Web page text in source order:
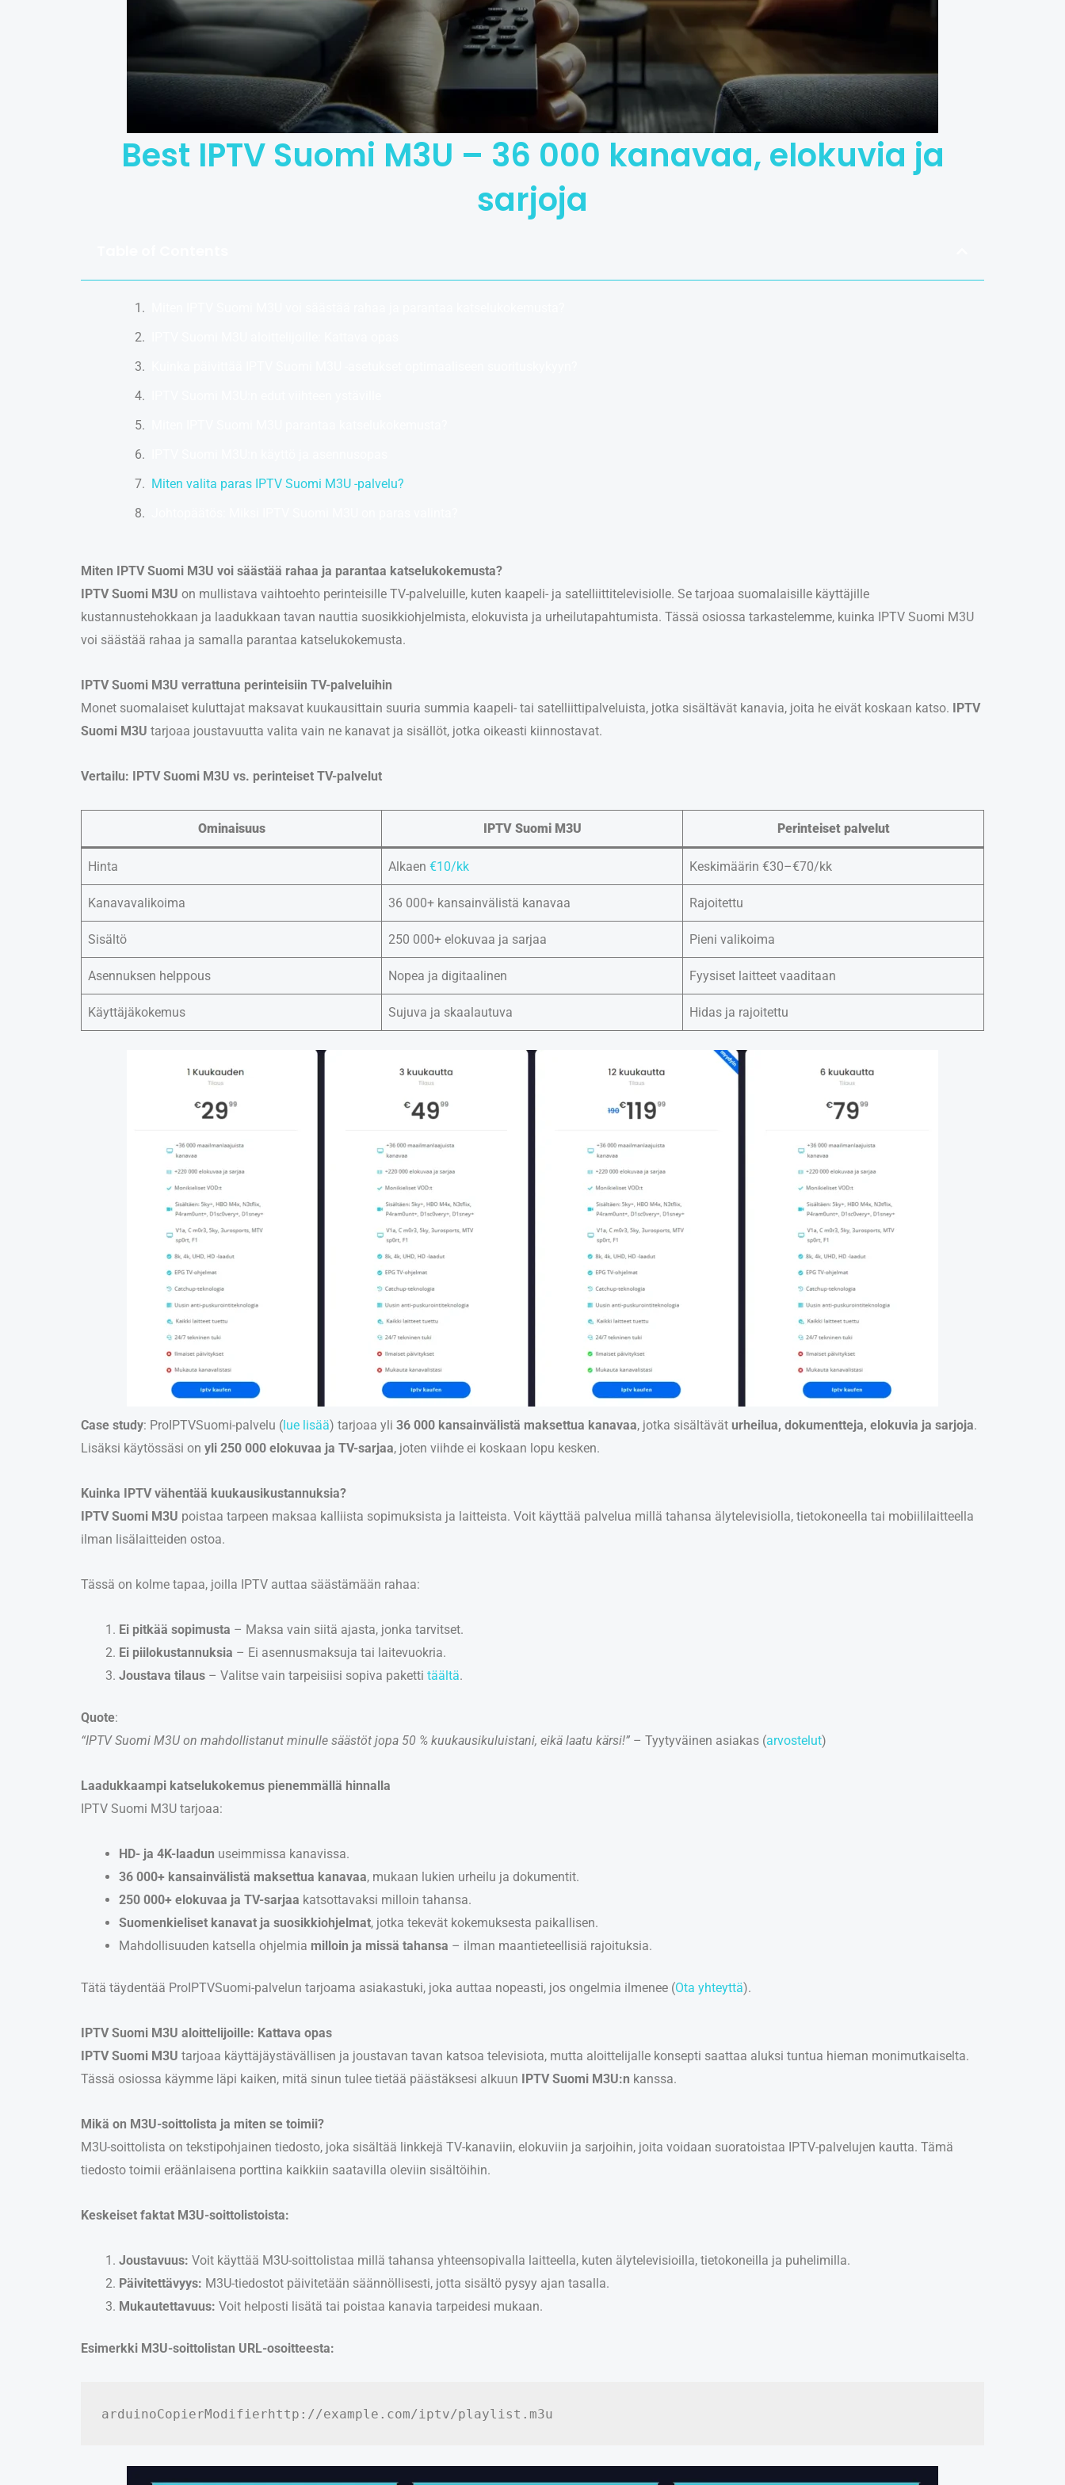
Best IPTV Suomi M3U – 36 000 kanavaa, elokuvia ja
sarjoja
Miten valita paras IPTV Suomi M3U -palvelu?
Miten IPTV Suomi M3U voi säästää rahaa ja parantaa katselukokemusta?
IPTV Suomi M3U on mullistava vaihtoehto perinteisille TV-palveluille, kuten kaapeli- ja satelliittitelevisiolle. Se tarjoaa suomalaisille käyttäjille
kustannustehokkaan ja laadukkaan tavan nauttia suosikkiohjelmista, elokuvista ja urheilutapahtumista. Tässä osiossa tarkastelemme, kuinka IPTV Suomi M3U
voi säästää rahaa ja samalla parantaa katselukokemusta.
IPTV Suomi M3U verrattuna perinteisiin TV-palveluihin
Monet suomalaiset kuluttajat maksavat kuukausittain suuria summia kaapeli- tai satelliittipalveluista, jotka sisältävät kanavia, joita he eivät koskaan katso. IPTV
Suomi M3U tarjoaa joustavuutta valita vain ne kanavat ja sisällöt, jotka oikeasti kiinnostavat.
Vertailu: IPTV Suomi M3U vs. perinteiset TV-palvelut
Ominaisuus IPTV Suomi M3U Perinteiset palvelut
Hinta Alkaen €10/kk Keskimäärin €30–€70/kk
Kanavavalikoima 36 000+ kansainvälistä kanavaa Rajoitettu
Sisältö 250 000+ elokuvaa ja sarjaa Pieni valikoima
Asennuksen helppous Nopea ja digitaalinen Fyysiset laitteet vaaditaan
Käyttäjäkokemus Sujuva ja skaalautuva Hidas ja rajoitettu
Case study: ProIPTVSuomi-palvelu (lue lisää) tarjoaa yli 36 000 kansainvälistä maksettua kanavaa, jotka sisältävät urheilua, dokumentteja, elokuvia ja sarjoja.
Lisäksi käytössäsi on yli 250 000 elokuvaa ja TV-sarjaa, joten viihde ei koskaan lopu kesken.
Kuinka IPTV vähentää kuukausikustannuksia?
IPTV Suomi M3U poistaa tarpeen maksaa kalliista sopimuksista ja laitteista. Voit käyttää palvelua millä tahansa älytelevisiolla, tietokoneella tai mobiililaitteella
ilman lisälaitteiden ostoa.
Tässä on kolme tapaa, joilla IPTV auttaa säästämään rahaa:
Ei pitkää sopimusta – Maksa vain siitä ajasta, jonka tarvitset.
Ei piilokustannuksia – Ei asennusmaksuja tai laitevuokria.
Joustava tilaus – Valitse vain tarpeisiisi sopiva paketti täältä.
Quote:
“IPTV Suomi M3U on mahdollistanut minulle säästöt jopa 50 % kuukausikuluistani, eikä laatu kärsi!” – Tyytyväinen asiakas (arvostelut)
Laadukkaampi katselukokemus pienemmällä hinnalla
IPTV Suomi M3U tarjoaa:
HD- ja 4K-laadun useimmissa kanavissa.
36 000+ kansainvälistä maksettua kanavaa, mukaan lukien urheilu ja dokumentit.
250 000+ elokuvaa ja TV-sarjaa katsottavaksi milloin tahansa.
Suomenkieliset kanavat ja suosikkiohjelmat, jotka tekevät kokemuksesta paikallisen.
Mahdollisuuden katsella ohjelmia milloin ja missä tahansa – ilman maantieteellisiä rajoituksia.
Tätä täydentää ProIPTVSuomi-palvelun tarjoama asiakastuki, joka auttaa nopeasti, jos ongelmia ilmenee (Ota yhteyttä).
IPTV Suomi M3U aloittelijoille: Kattava opas
IPTV Suomi M3U tarjoaa käyttäjäystävällisen ja joustavan tavan katsoa televisiota, mutta aloittelijalle konsepti saattaa aluksi tuntua hieman monimutkaiselta.
Tässä osiossa käymme läpi kaiken, mitä sinun tulee tietää päästäksesi alkuun IPTV Suomi M3U:n kanssa.
Mikä on M3U-soittolista ja miten se toimii?
M3U-soittolista on tekstipohjainen tiedosto, joka sisältää linkkejä TV-kanaviin, elokuviin ja sarjoihin, joita voidaan suoratoistaa IPTV-palvelujen kautta. Tämä
tiedosto toimii eräänlaisena porttina kaikkiin saatavilla oleviin sisältöihin.
Keskeiset faktat M3U-soittolistoista:
Joustavuus: Voit käyttää M3U-soittolistaa millä tahansa yhteensopivalla laitteella, kuten älytelevisioilla, tietokoneilla ja puhelimilla.
Päivitettävyys: M3U-tiedostot päivitetään säännöllisesti, jotta sisältö pysyy ajan tasalla.
Mukautettavuus: Voit helposti lisätä tai poistaa kanavia tarpeidesi mukaan.
Esimerkki M3U-soittolistan URL-osoitteesta:
arduinoCopierModifier